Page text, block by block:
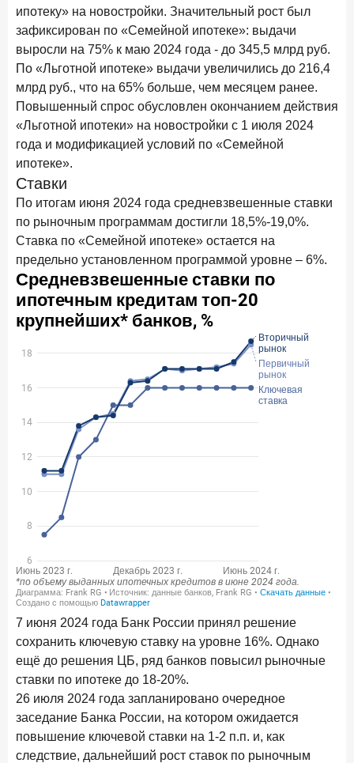
17 февраля 2026 года ИССЛЕДОВАНИЕ
Бизнес на маркетплейсах: новичкам здесь больше не
место
6 февраля 2026 года
По итогам января 2026 года объем выдач кредитов
составил 822,8 млрд руб.
2 февраля 2026 года ИССЛЕДОВАНИЕ
Premium Banking в 2025 году: портрет клиента, тренды
и стратегии банков
Главные «болевые точки» бизнеса при открытии
26 января 2026 года ИССЛЕДОВАНИЕ
Ипотека. Итоги декабря 2025 года
15 января 2026 года
По итогам декабря 2025 года объем выдач кредитов
составил 1 326,5 млрд руб.
Средний срок ипотеки на первичном рынке
26,8
Frank Data. Ипотека
Четких целей в 2026-м и качественных «лошадей»!
25 декабря 2025 года ИССЛЕДОВАНИЕ
24 декабря 2025 года
Страховщики, УК, брокер-маркетплейсы: как новые
игроки меняют рынок инвестиций
19 декабря 2025 года ИССЛЕДОВАНИЕ
В эпоху дуополии маркетплейсов селлеры ищут
новые финансовые решения
ипотеку» на новостройки. Значительный рост был
зафиксирован по «Семейной ипотеке»: выдачи
выросли на 75% к маю 2024 года - до 345,5 млрд руб.
По «Льготной ипотеке» выдачи увеличились до 216,4
млрд руб., что на 65% больше, чем месяцем ранее.
Повышенный спрос обусловлен окончанием действия
«Льготной ипотеки» на новостройки с 1 июля 2024
года и модификацией условий по «Семейной
ипотеке».
Ставки
По итогам июня 2024 года средневзвешенные ставки
по рыночным программам достигли 18,5%-19,0%.
Ставка по «Семейной ипотеке» остается на
предельно установленном программой уровне – 6%.
7 июня 2024 года Банк России принял решение
сохранить ключевую ставку на уровне 16%. Однако
ещё до решения ЦБ, ряд банков повысил рыночные
ставки по ипотеке до 18-20%.
26 июля 2024 года запланировано очередное
заседание Банка России, на котором ожидается
повышение ключевой ставки на 1-2 п.п. и, как
следствие, дальнейший рост ставок по рыночным